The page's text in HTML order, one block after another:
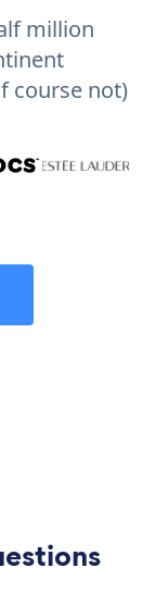
million
course not)